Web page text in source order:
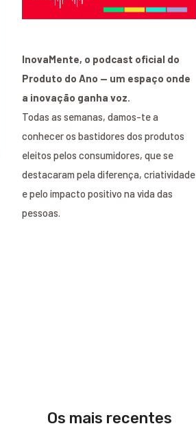
InovaMente, o podcast oficial do
Produto do Ano — um espaço onde
a inovação ganha voz.
Todas as semanas, damos-te a
conhecer os bastidores dos produtos
eleitos pelos consumidores, que se
destacaram pela diferença, criatividade
e pelo impacto positivo na vida das
pessoas.
Os mais recentes